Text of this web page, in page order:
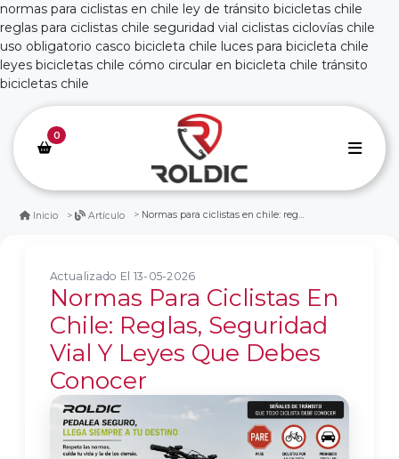
normas para ciclistas en chile ley de tránsito bicicletas chile
reglas para ciclistas chile seguridad vial ciclistas ciclovías chile
uso obligatorio casco bicicleta chile luces para bicicleta chile
leyes bicicletas chile cómo circular en bicicleta chile tránsito
bicicletas chile
0
Inicio Artículo Normas para ciclistas en chile: reglas, seguridad vial y leyes que debes conocer
Actualizado El 13-05-2026
Normas Para Ciclistas En
Chile: Reglas, Seguridad
Vial Y Leyes Que Debes
Conocer